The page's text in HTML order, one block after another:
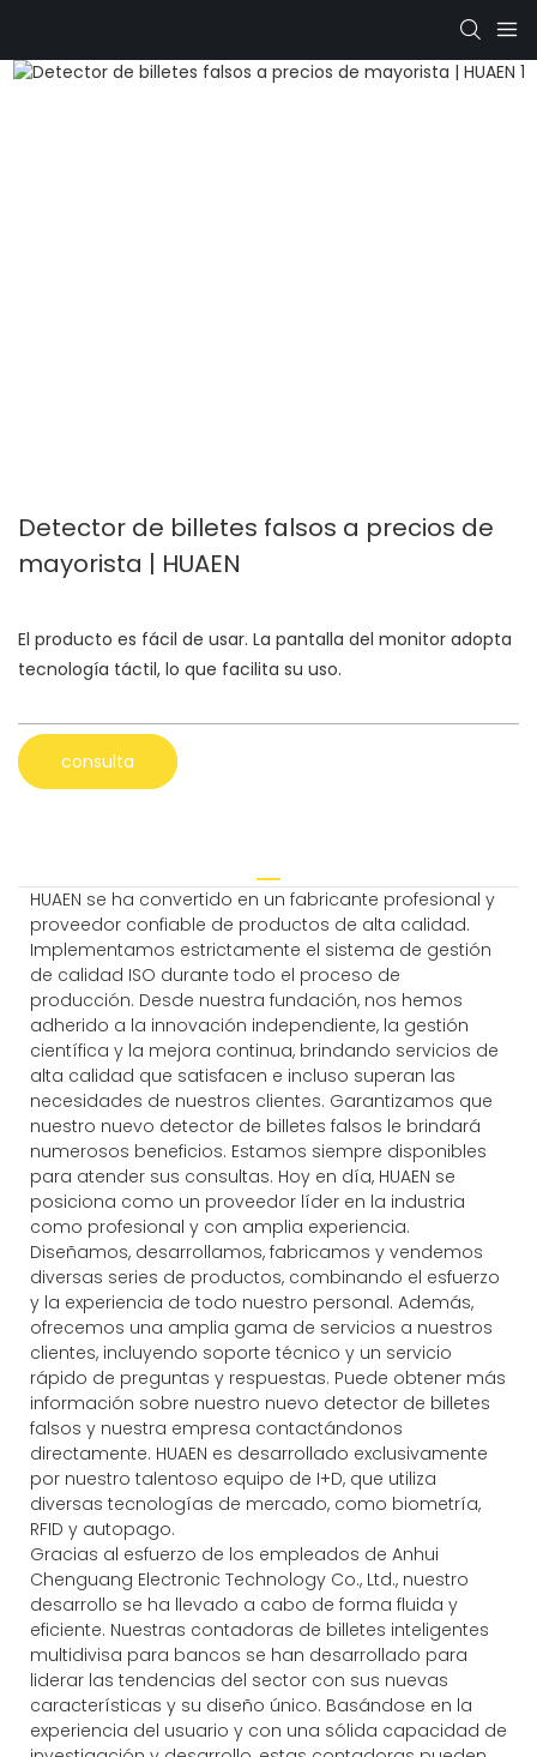
Detector de billetes falsos a precios de
mayorista | HUAEN
El producto es fácil de usar. La pantalla del monitor adopta
tecnología táctil, lo que facilita su uso.
consulta
HUAEN se ha convertido en un fabricante profesional y
proveedor confiable de productos de alta calidad.
Implementamos estrictamente el sistema de gestión
de calidad ISO durante todo el proceso de
producción. Desde nuestra fundación, nos hemos
adherido a la innovación independiente, la gestión
científica y la mejora continua, brindando servicios de
alta calidad que satisfacen e incluso superan las
necesidades de nuestros clientes. Garantizamos que
nuestro nuevo detector de billetes falsos le brindará
numerosos beneficios. Estamos siempre disponibles
para atender sus consultas. Hoy en día, HUAEN se
posiciona como un proveedor líder en la industria
como profesional y con amplia experiencia.
Diseñamos, desarrollamos, fabricamos y vendemos
diversas series de productos, combinando el esfuerzo
y la experiencia de todo nuestro personal. Además,
ofrecemos una amplia gama de servicios a nuestros
clientes, incluyendo soporte técnico y un servicio
rápido de preguntas y respuestas. Puede obtener más
información sobre nuestro nuevo detector de billetes
falsos y nuestra empresa contactándonos
directamente. HUAEN es desarrollado exclusivamente
por nuestro talentoso equipo de I+D, que utiliza
diversas tecnologías de mercado, como biometría,
RFID y autopago.
Gracias al esfuerzo de los empleados de Anhui
Chenguang Electronic Technology Co., Ltd., nuestro
desarrollo se ha llevado a cabo de forma fluida y
eficiente. Nuestras contadoras de billetes inteligentes
multidivisa para bancos se han desarrollado para
liderar las tendencias del sector con sus nuevas
características y su diseño único. Basándose en la
experiencia del usuario y con una sólida capacidad de